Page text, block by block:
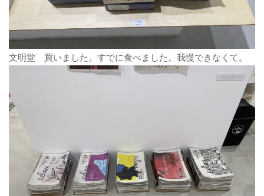
文明堂 買いました。すでに食べました。我慢できなくて。